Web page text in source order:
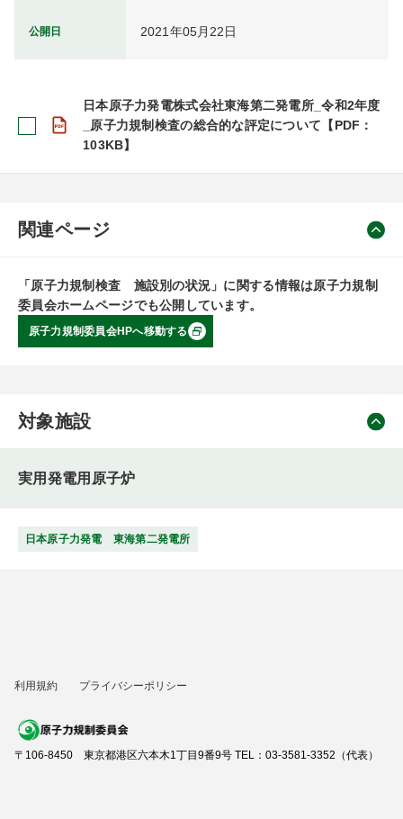
公開日 2021年05月22日
日本原子力発電株式会社東海第二発電所_令和2年度
_原子力規制検査の総合的な評定について【PDF：
103KB】
関連ページ
「原子力規制検査 施設別の状況」に関する情報は原子力規制
委員会ホームページでも公開しています。
原子力規制委員会HPへ移動する
対象施設
実用発電用原子炉
日本原子力発電 東海第二発電所
利用規約 プライバシーポリシー
〒106-8450 東京都港区六本木1丁目9番9号 TEL：03-3581-3352（代表）